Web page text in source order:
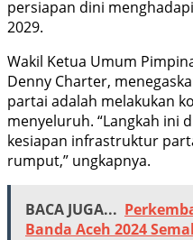
persiapan dini
2029.
Wakil Ketua Umum
Denny Charter,
partai adalah melakukan
menyeluruh. “Langkah ini
kesiapan infrastruktur
rumput,” ungkapnya.
BACA JUGA...
Banda Aceh 2024